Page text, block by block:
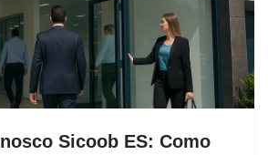
Sicoob ES: Como